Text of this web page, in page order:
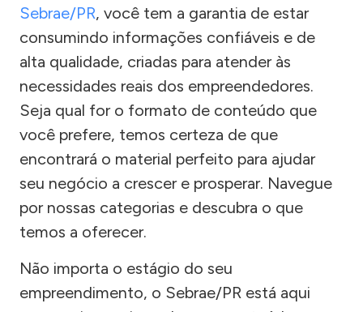
Sebrae/PR, você tem a garantia de estar
consumindo informações confiáveis e de
alta qualidade, criadas para atender às
necessidades reais dos empreendedores.
Seja qual for o formato de conteúdo que
você prefere, temos certeza de que
encontrará o material perfeito para ajudar
seu negócio a crescer e prosperar. Navegue
por nossas categorias e descubra o que
temos a oferecer.
Não importa o estágio do seu
empreendimento, o Sebrae/PR está aqui